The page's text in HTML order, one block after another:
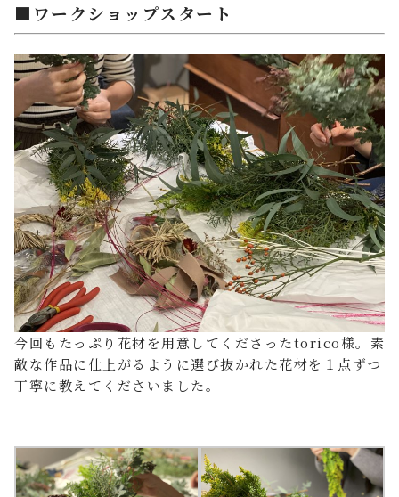
■ワークショップスタート
今回もたっぷり花材を用意してくださったtorico様。素
敵な作品に仕上がるように選び抜かれた花材を１点ずつ
丁寧に教えてくださいました。